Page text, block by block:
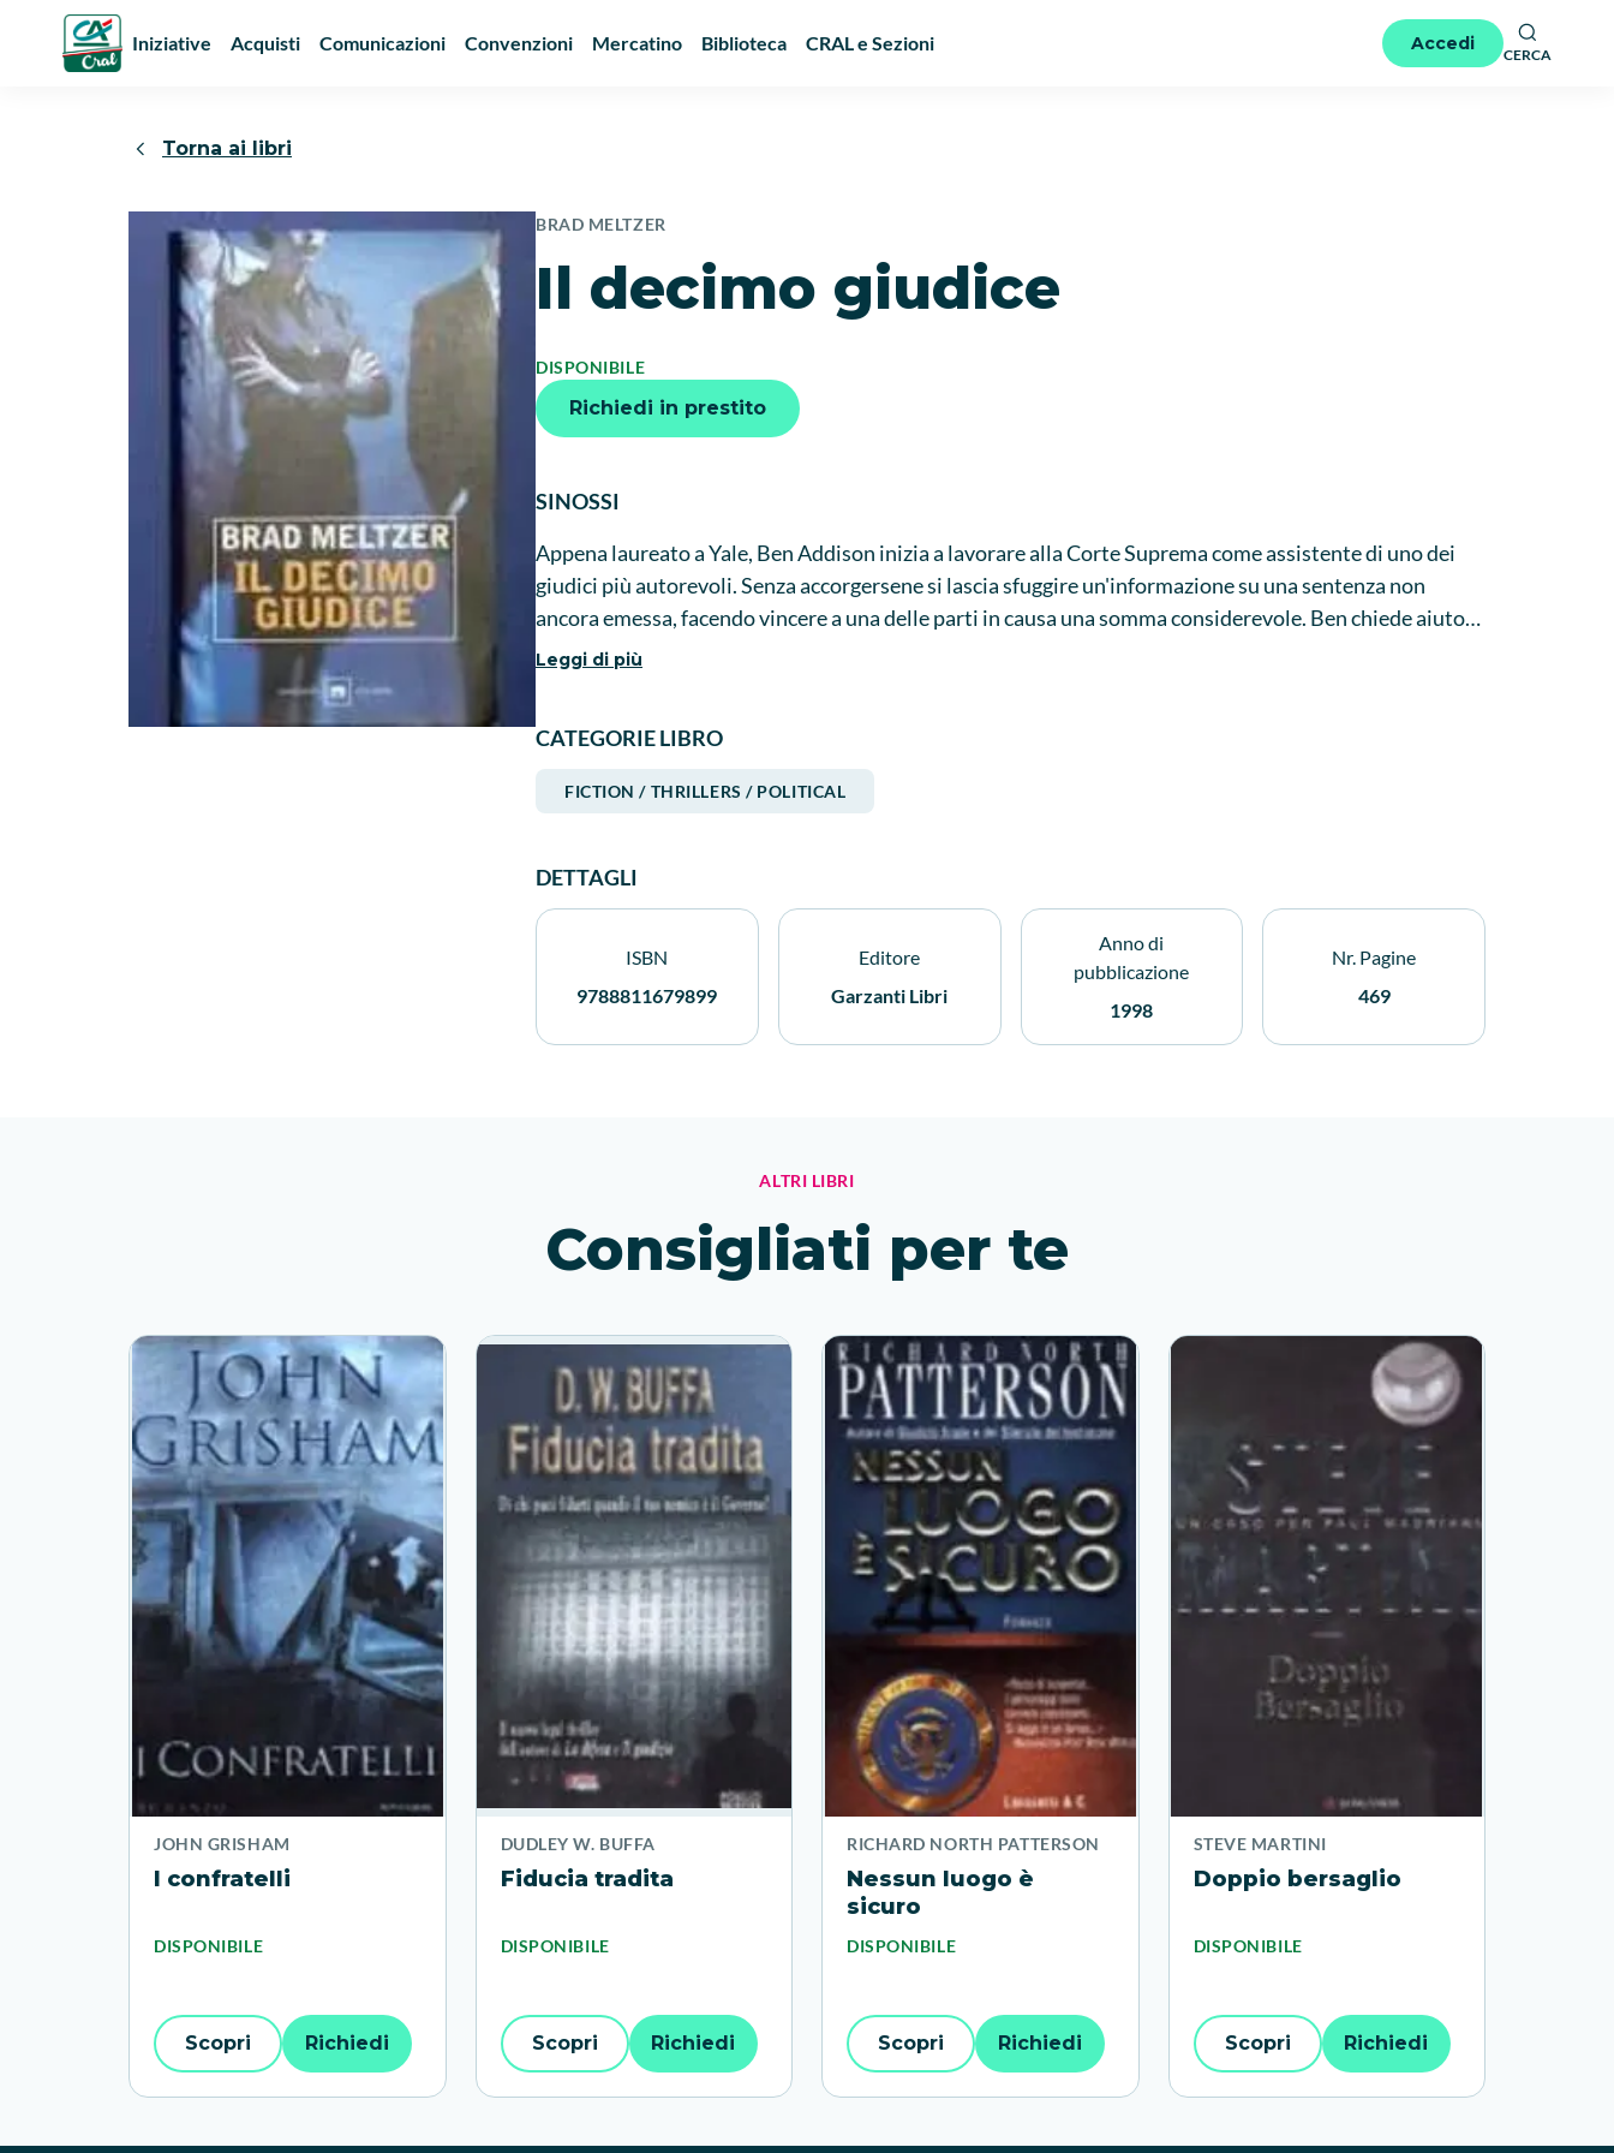
Iniziative Acquisti Comunicazioni Convenzioni Mercatino Biblioteca CRAL e Sezioni Accedi
CERCA
Torna ai libri
BRAD MELTZER
Il decimo giudice
DISPONIBILE
Richiedi in prestito
SINOSSI
Appena laureato a Yale, Ben Addison inizia a lavorare alla Corte Suprema come assistente di uno dei
giudici più autorevoli. Senza accorgersene si lascia sfuggire un'informazione su una sentenza non
ancora emessa, facendo vincere a una delle parti in causa una somma considerevole. Ben chiede aiuto
alla collega Lisa e ai suoi compagni di università, che lavorano in una serie di uffici strategici a
Leggi di più
CATEGORIE LIBRO
FICTION / THRILLERS / POLITICAL
DETTAGLI
ISBN
9788811679899
Editore
Garzanti Libri
Anno di
pubblicazione
1998
Nr. Pagine
469
ALTRI LIBRI
Consigliati per te
JOHN GRISHAM
I confratelli
DISPONIBILE
Scopri Richiedi
DUDLEY W. BUFFA
Fiducia tradita
DISPONIBILE
Scopri Richiedi
RICHARD NORTH PATTERSON
Nessun luogo è
sicuro
DISPONIBILE
Scopri Richiedi
STEVE MARTINI
Doppio bersaglio
DISPONIBILE
Scopri Richiedi